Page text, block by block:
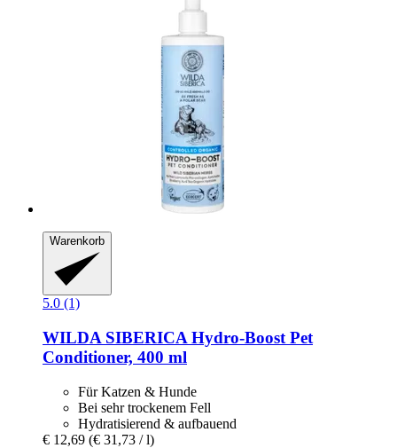
Warenkorb
5.0 (1)
WILDA SIBERICA Hydro-​Boost Pet
Conditioner, 400 ml
Für Katzen & Hunde
Bei sehr trockenem Fell
Hydratisierend & aufbauend
€ 12,69 (€ 31,73 / l)